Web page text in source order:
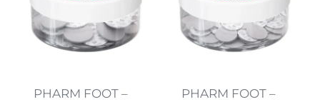
PHARM FOOT –
PHARM FOOT –